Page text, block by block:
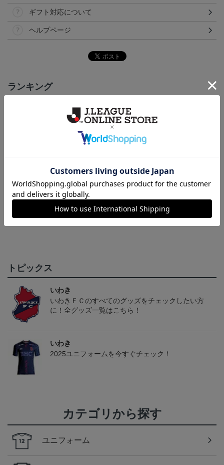
ギフト対応について
ヘルプページ
ランキング
いわきFC 2026/27 1st レ
15,400円～19,800円
いわきFC 2026/27 1st オ
17,600円～22,000円
2026マフラータオル（W
ALK TO THE DREAM）
3,520円
トピックス
いわき
いわきＦＣのすべてのグッズをチェックしたい方
に！全グッズ一覧はこちら！
いわき
2025ユニフォームを今すぐチェック！
カテゴリから探す
ユニフォーム